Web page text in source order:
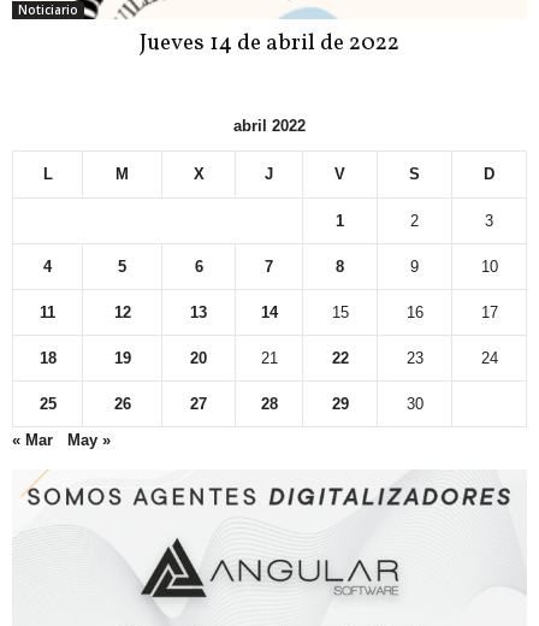
Noticiario
Jueves 14 de abril de 2022
abril 2022
L M X J V S D
1 2 3
4 5 6 7 8 9 10
11 12 13 14 15 16 17
18 19 20 21 22 23 24
25 26 27 28 29
30
« Mar
May »